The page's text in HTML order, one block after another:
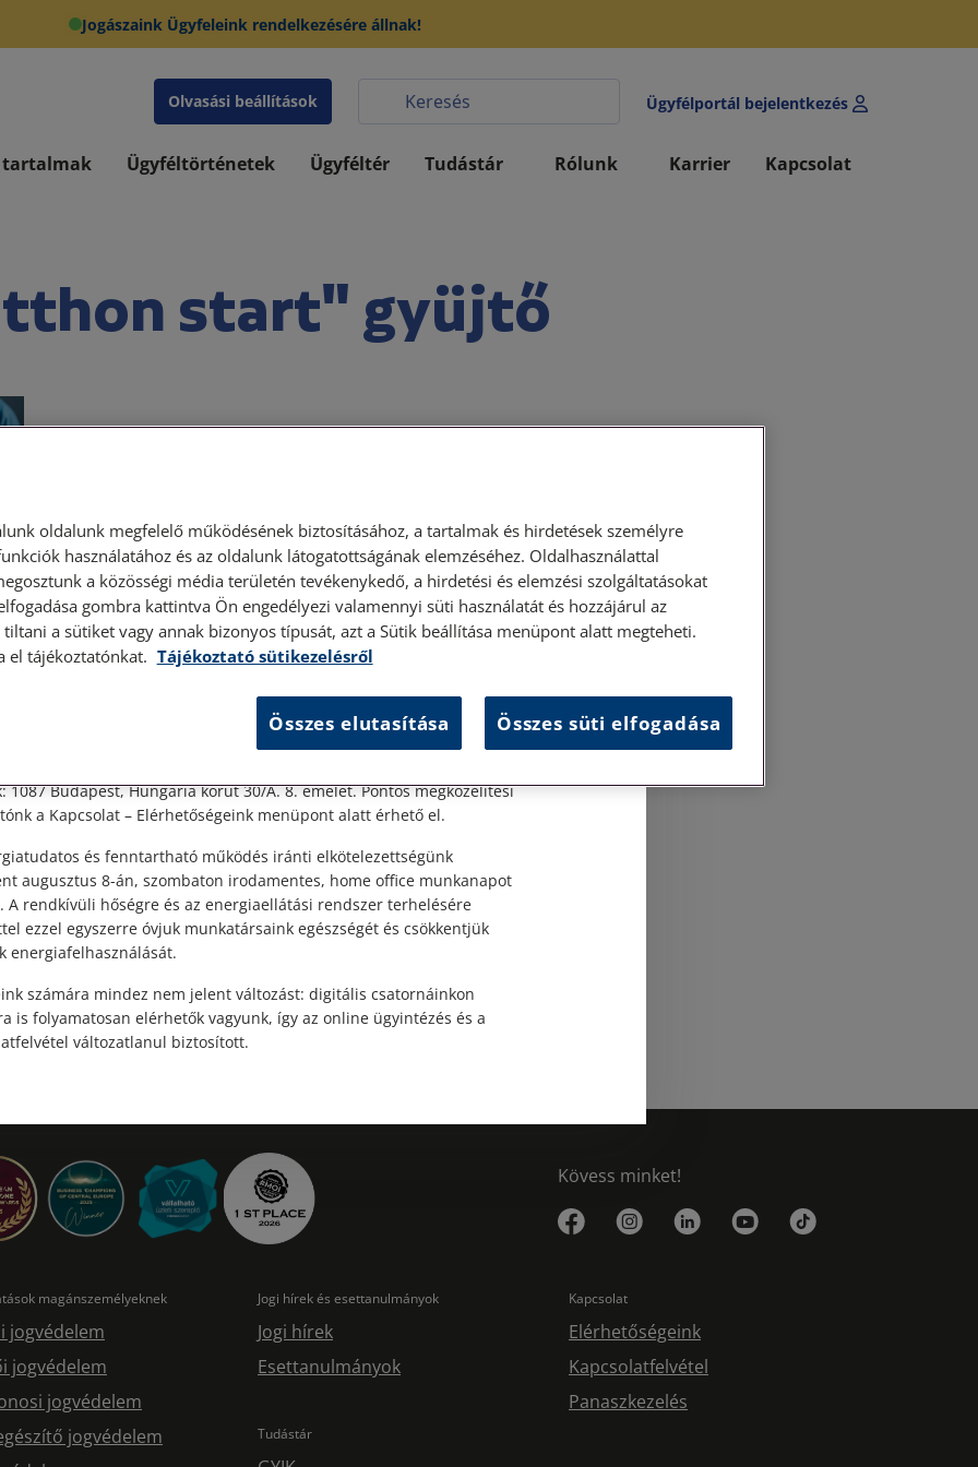
Jogászaink Ügyfeleink rendelkezésére állnak!
Olvasási beállítások Ügyfélportál bejelentkezés
tartalmak Ügyféltörténetek Ügyféltér Tudástár Rólunk Karrier Kapcsolat
start" gyüjtő
Kövess minket!
magánszemélyeknek
jogvédelem
jogvédelem
jogvédelem
jogvédelem
Jogi hírek és esettanulmányok
Jogi hírek
Esettanulmányok
Tudástár
Kapcsolat
Elérhetőségeink
Kapcsolatfelvétel
Panaszkezelés
ügyfélfogadás
ügyfélszolgálatunk telefonon történő előzetes időpontegyeztetés
1087 Budapest, Hungária körút 30/A. 8. emelet. Pontos megközelítési
a Kapcsolat – Elérhetőségeink menüpont alatt érhető el.
és fenntartható működés iránti elkötelezettségünk
augusztus 8-án, szombaton irodamentes, home office munkanapot
A rendkívüli hőségre és az energiaellátási rendszer terhelésére
ezzel egyszerre óvjuk munkatársaink egészségét és csökkentjük
energiafelhasználását.
számára mindez nem jelent változást: digitális csatornáinkon
is folyamatosan elérhetők vagyunk, így az online ügyintézés és a
változatlanul biztosított.
oldalunk megfelelő működésének biztosításához, a tartalmak és hirdetések személyre
használatához és az oldalunk látogatottságának elemzéséhez. Oldalhasználattal
a közösségi média területén tevékenykedő, a hirdetési és elemzési szolgáltatásokat
gombra kattintva Ön engedélyezi valamennyi süti használatát és hozzájárul az
tiltani a sütiket vagy annak bizonyos típusát, azt a Sütik beállítása menüpont alatt megteheti.
el tájékoztatónkat. Tájékoztató sütikezelésről
Összes elutasítása Összes süti elfogadása